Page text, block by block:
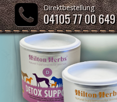
Direktbestellung
04105 77 00 649